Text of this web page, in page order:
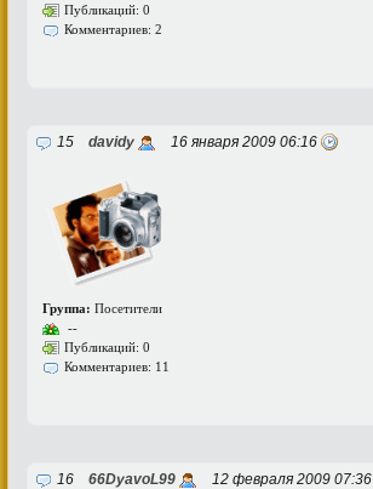
Публикаций: 0
Комментариев: 2
15 davidy 16 января 2009 06:16
Группа: Посетители
--
Публикаций: 0
Комментариев: 11
16 66DyavoL99 12 февраля 2009 07:36